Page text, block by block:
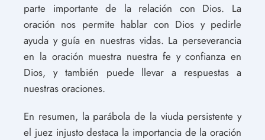
parte importante de la relación con Dios. La
oración nos permite hablar con Dios y pedirle
ayuda y guía en nuestras vidas. La perseverancia
en la oración muestra nuestra fe y confianza en
Dios, y también puede llevar a respuestas a
nuestras oraciones.
En resumen, la parábola de la viuda persistente y
el juez injusto destaca la importancia de la oración